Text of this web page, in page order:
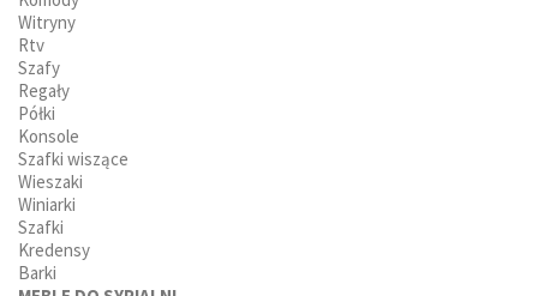
Witryny
Rtv
Szafy
Regały
Półki
Konsole
Szafki wiszące
Wieszaki
Winiarki
Szafki
Kredensy
Barki